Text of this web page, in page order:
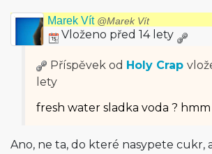
Marek Vít @Marek Vít
Vloženo před 14 lety
Příspěvek od Holy Crap
lety
fresh water sladka voda ? hmm
Ano, ne ta, do které nasypete cukr,